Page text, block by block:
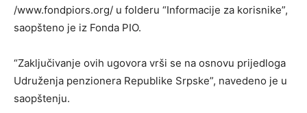
/www.fondpiors.org/ u folderu “Informacije za korisnike”,
saopšteno je iz Fonda PIO.
“Zaključivanje ovih ugovora vrši se na osnovu prijedloga
Udruženja penzionera Republike Srpske”, navedeno je u
saopštenju.